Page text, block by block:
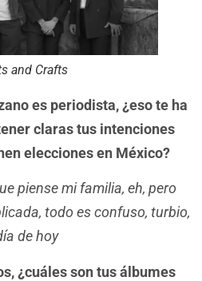
and Crafts
es periodista, ¿eso te ha
claras tus intenciones
elecciones en México?
piense mi familia, eh, pero
todo es confuso, turbio,
de hoy
¿cuáles son tus álbumes